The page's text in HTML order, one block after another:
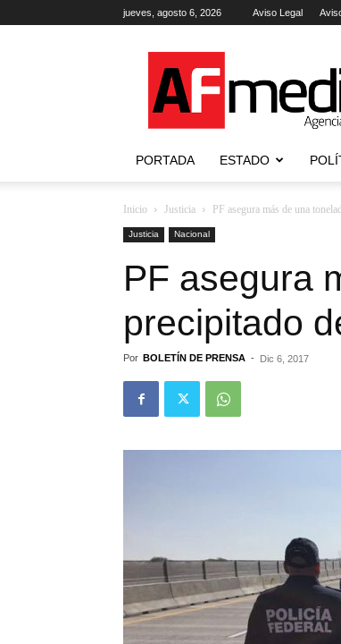
jueves, agosto 6, 2026 Aviso Legal
Agencia
de
Noticias
PORTADA ESTADO
Inicio Justicia PF asegura más de una
Justicia Nacional
PF asegura
precipitado
Por BOLETÍN DE PRENSA - Dic 6, 2017